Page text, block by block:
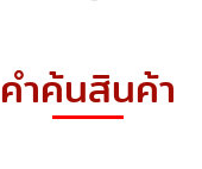
คำค้นสินค้า